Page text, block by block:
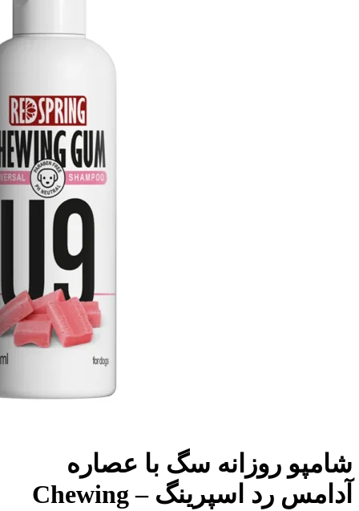
شامپو روزانه سگ با عصاره
آدامس رد اسپرینگ – Chewing